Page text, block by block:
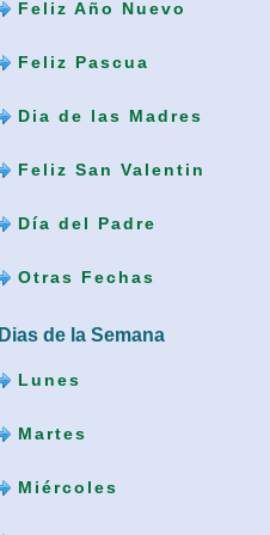
Feliz Año Nuevo
Feliz Pascua
Dia de las Madres
Feliz San Valentin
Día del Padre
Otras Fechas
Dias de la Semana
Lunes
Martes
Miércoles